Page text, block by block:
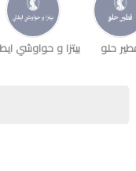
حلو بيتزا و حواوشي